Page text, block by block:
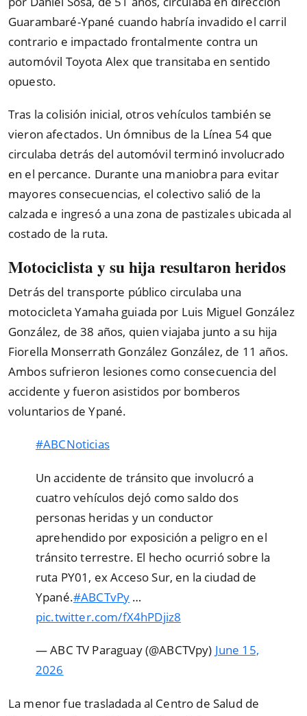
Guarambaré-Ypané cuando habría invadido el carril
contrario e impactado frontalmente contra un
automóvil Toyota Alex que transitaba en sentido
opuesto.
Tras la colisión inicial, otros vehículos también se
vieron afectados. Un ómnibus de la Línea 54 que
circulaba detrás del automóvil terminó involucrado
en el percance. Durante una maniobra para evitar
mayores consecuencias, el colectivo salió de la
calzada e ingresó a una zona de pastizales ubicada al
costado de la ruta.
Motociclista y su hija resultaron heridos
Detrás del transporte público circulaba una
motocicleta Yamaha guiada por Luis Miguel González
González, de 38 años, quien viajaba junto a su hija
Fiorella Monserrath González González, de 11 años.
Ambos sufrieron lesiones como consecuencia del
accidente y fueron asistidos por bomberos
voluntarios de Ypané.
#ABCNoticias
Un accidente de tránsito que involucró a
cuatro vehículos dejó como saldo dos
personas heridas y un conductor
aprehendido por exposición a peligro en el
tránsito terrestre. El hecho ocurrió sobre la
ruta PY01, ex Acceso Sur, en la ciudad de
Ypané.#ABCTvPy …
pic.twitter.com/fX4hPDjiz8
— ABC TV Paraguay (@ABCTVpy) June 15,
2026
La menor fue trasladada al Centro de Salud de